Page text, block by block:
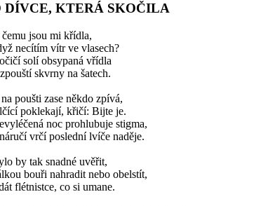
DÍVCE, KTERÁ SKOČILA
jsou mi křídla,
necítím vítr ve vlasech?
solí obsypaná vřídla
skvrny na šatech.
poušti zase někdo zpívá,
poklekají, křičí: Bijte je.
noc prohlubuje stigma,
vrčí poslední lvíče naděje.
by tak snadné uvěřit,
bouři nahradit nebo obelstít,
flétnistce, co si umane.